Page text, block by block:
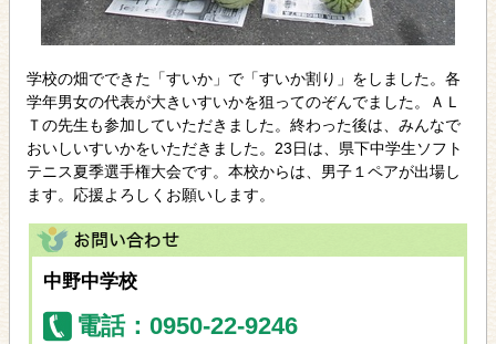
学校の畑でできた「すいか」で「すいか割り」をしました。各
学年男女の代表が大きいすいかを狙ってのぞんでました。ＡＬ
Ｔの先生も参加していただきました。終わった後は、みんなで
おいしいすいかをいただきました。23日は、県下中学生ソフト
テニス夏季選手権大会です。本校からは、男子１ペアが出場し
ます。応援よろしくお願いします。
中野中学校
電話：0950-22-9246